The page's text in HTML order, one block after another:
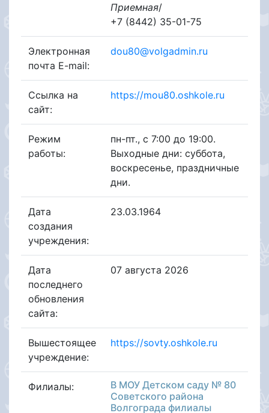
Приемная/
+7 (8442) 35-01-75
Электронная
почта E-mail:
dou80@volgadmin.ru
Ссылка на
сайт:
https://mou80.oshkole.ru
Режим
работы:
пн-пт., с 7:00 до 19:00.
Выходные дни: суббота,
воскресенье, праздничные
дни.
Дата
создания
учреждения:
23.03.1964
Дата
последнего
обновления
сайта:
07 августа 2026
Вышестоящее
учреждение:
https://sovty.oshkole.ru
Филиалы:
В МОУ Детском саду № 80
Советского района
Волгограда филиалы